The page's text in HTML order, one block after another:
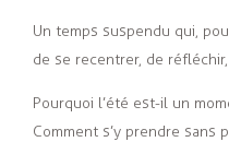
Un temps suspendu qui,
de se recentrer, de
Pourquoi l’été est-il un
Comment s’y prendre sans